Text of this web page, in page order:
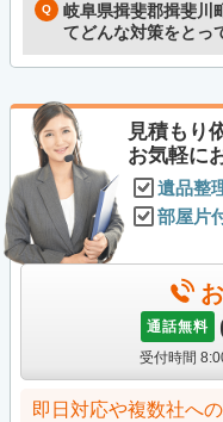
岐阜県揖斐郡揖斐川
てどんな対策をとっ
見積もり
お気軽に
遺品整
部屋片
通話無料
受付時間
即日対応や複数社へ